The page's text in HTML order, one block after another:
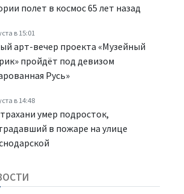
полет в космос 65 лет назад
в 15:01
арт-вечер проекта «Музейный
пройдёт под девизом
Русь»
в 14:48
умер подросток,
в пожаре на улице